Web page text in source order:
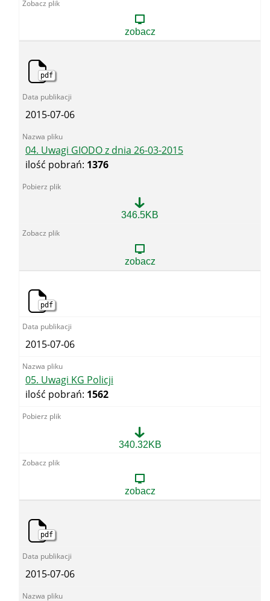
GIODO
zobacz
pdf
2015-07-06
04. Uwagi GIODO z dnia 26-03-2015
ilość pobrań: 1376
GIODO
346.5KB
zobacz
pdf
2015-07-06
05. Uwagi KG Policji
ilość pobrań: 1562
KG
340.32KB
zobacz
pdf
2015-07-06